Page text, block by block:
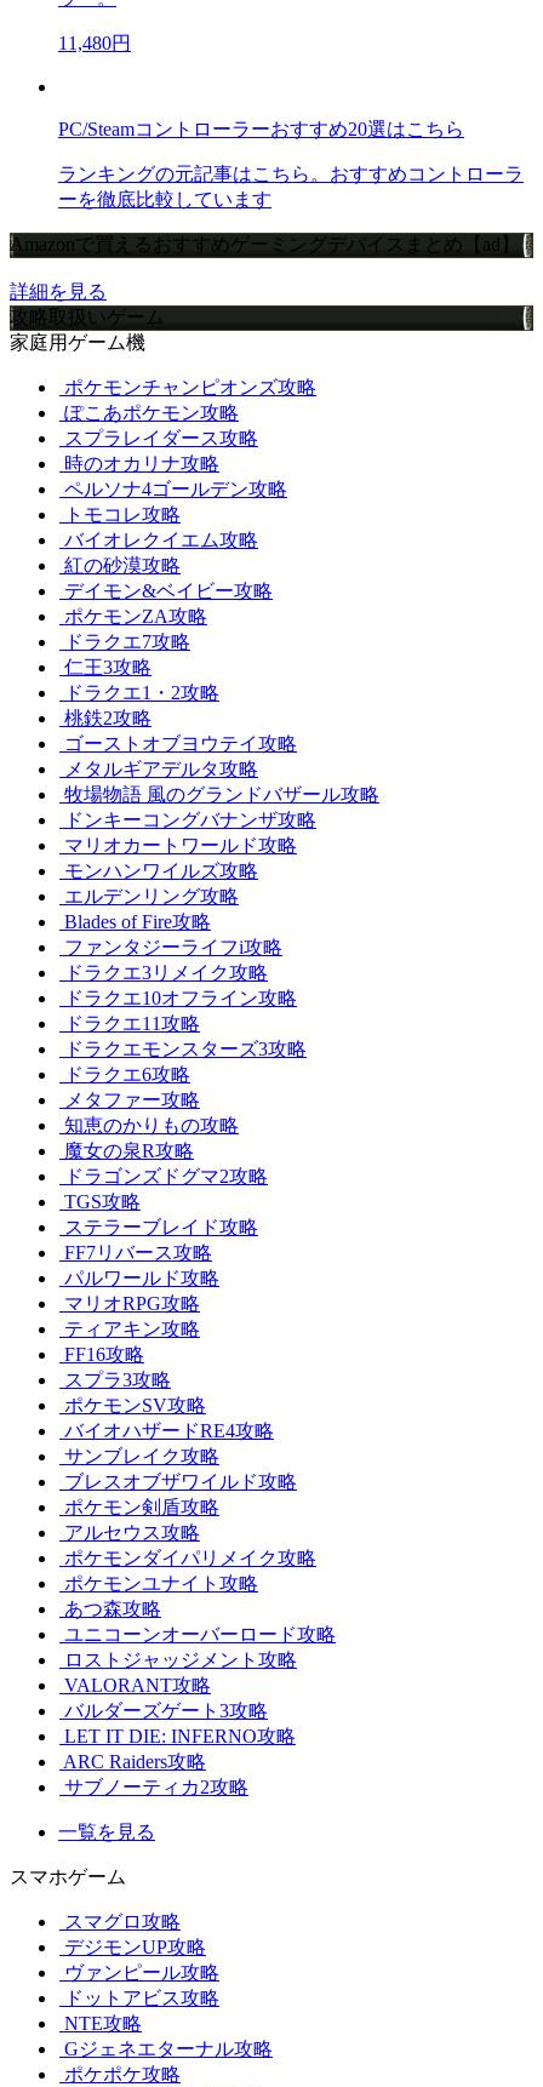
11,480円
PC/Steamコントローラーおすすめ20選はこちら
ランキングの元記事はこちら。おすすめコントローラ
ーを徹底比較しています
Amazonで買えるおすすめゲーミングデバイスまとめ【ad】
詳細を見る
攻略取扱いゲーム
家庭用ゲーム機
ポケモンチャンピオンズ攻略
ぽこあポケモン攻略
スプラレイダース攻略
時のオカリナ攻略
ペルソナ4ゴールデン攻略
トモコレ攻略
バイオレクイエム攻略
紅の砂漠攻略
デイモン&ベイビー攻略
ポケモンZA攻略
ドラクエ7攻略
仁王3攻略
ドラクエ1・2攻略
桃鉄2攻略
ゴーストオブヨウテイ攻略
メタルギアデルタ攻略
牧場物語 風のグランドバザール攻略
ドンキーコングバナンザ攻略
マリオカートワールド攻略
モンハンワイルズ攻略
エルデンリング攻略
Blades of Fire攻略
ファンタジーライフi攻略
ドラクエ3リメイク攻略
ドラクエ10オフライン攻略
ドラクエ11攻略
ドラクエモンスターズ3攻略
ドラクエ6攻略
メタファー攻略
知恵のかりもの攻略
魔女の泉R攻略
ドラゴンズドグマ2攻略
TGS攻略
ステラーブレイド攻略
FF7リバース攻略
パルワールド攻略
マリオRPG攻略
ティアキン攻略
FF16攻略
スプラ3攻略
ポケモンSV攻略
バイオハザードRE4攻略
サンブレイク攻略
ブレスオブザワイルド攻略
ポケモン剣盾攻略
アルセウス攻略
ポケモンダイパリメイク攻略
ポケモンユナイト攻略
あつ森攻略
ユニコーンオーバーロード攻略
ロストジャッジメント攻略
VALORANT攻略
バルダーズゲート3攻略
LET IT DIE: INFERNO攻略
ARC Raiders攻略
サブノーティカ2攻略
一覧を見る
スマホゲーム
スマグロ攻略
デジモンUP攻略
ヴァンピール攻略
ドットアビス攻略
NTE攻略
Gジェネエターナル攻略
ポケポケ攻略